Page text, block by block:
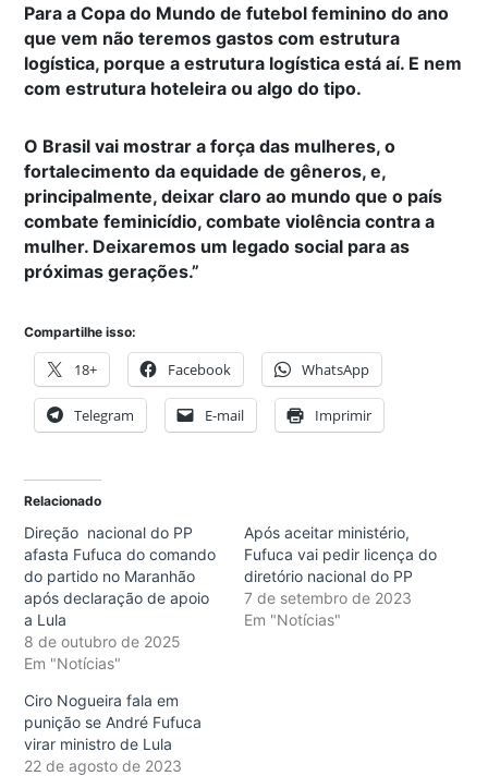
Para a Copa do Mundo de futebol feminino do ano
que vem não teremos gastos com estrutura
logística, porque a estrutura logística está aí. E nem
com estrutura hoteleira ou algo do tipo.
O Brasil vai mostrar a força das mulheres, o
fortalecimento da equidade de gêneros, e,
principalmente, deixar claro ao mundo que o país
combate feminicídio, combate violência contra a
mulher. Deixaremos um legado social para as
próximas gerações.”
Compartilhe isso:
18+ Facebook WhatsApp
Telegram E-mail Imprimir
Relacionado
Direção nacional do PP
afasta Fufuca do comando
do partido no Maranhão
após declaração de apoio
a Lula
8 de outubro de 2025
Em "Notícias"
Após aceitar ministério,
Fufuca vai pedir licença do
diretório nacional do PP
7 de setembro de 2023
Em "Notícias"
Ciro Nogueira fala em
punição se André Fufuca
virar ministro de Lula
22 de agosto de 2023